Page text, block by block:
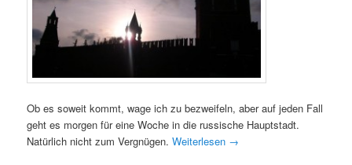
Ob es soweit kommt, wage ich zu bezweifeln, aber auf jeden Fall
geht es morgen für eine Woche in die russische Hauptstadt.
Natürlich nicht zum Vergnügen.Weiterlesen →